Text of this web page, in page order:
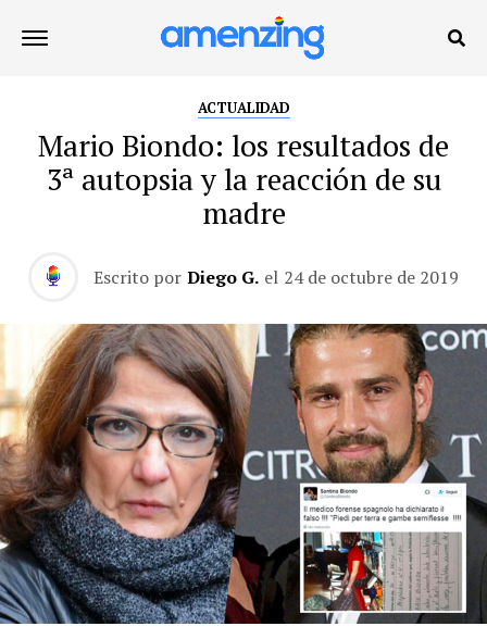
ACTUALIDAD
Mario Biondo: los resultados de
3ª autopsia y la reacción de su
madre
Escrito por Diego G. el 24 de octubre de 2019